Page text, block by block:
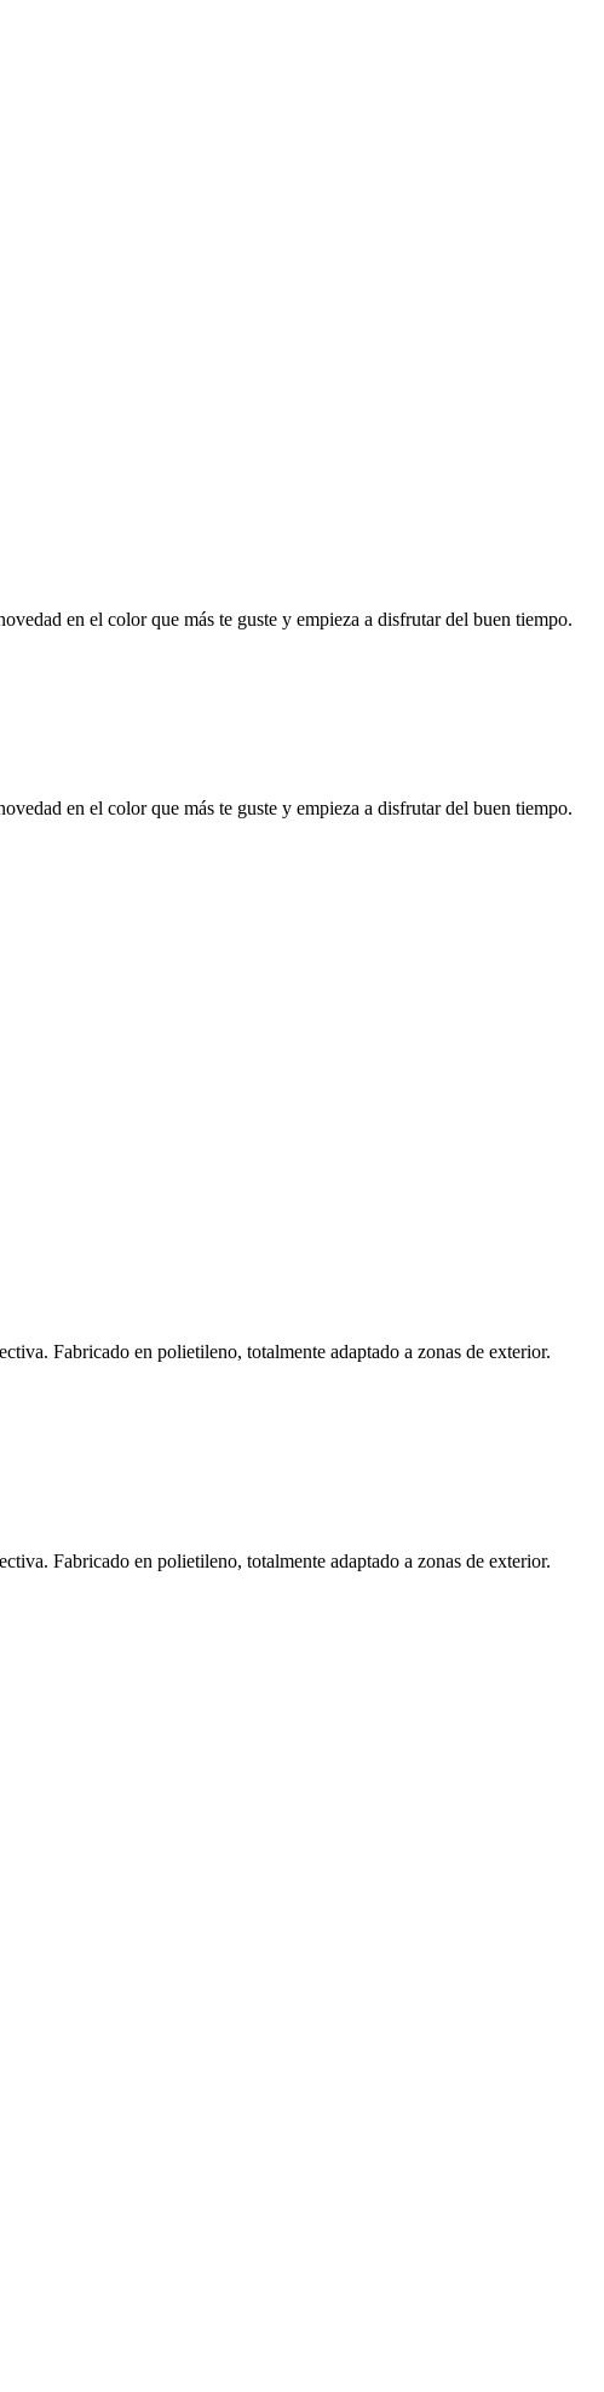
en el color que más te guste y empieza a disfrutar del buen tiempo.
en el color que más te guste y empieza a disfrutar del buen tiempo.
Fabricado en polietileno, totalmente adaptado a zonas de exterior.
Fabricado en polietileno, totalmente adaptado a zonas de exterior.